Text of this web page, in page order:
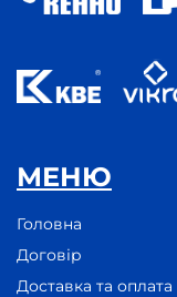
МЕНЮ
Головна
Договір
Доставка та оплата